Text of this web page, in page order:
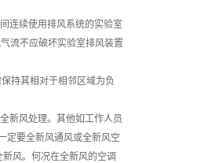
连续使用排风系统的实验室
流不应破坏实验室排风装置
持其相对于相邻区域为负
新风处理。其他如工作人员
定要全新风通风或全新风空
风。何况在全新风的空调